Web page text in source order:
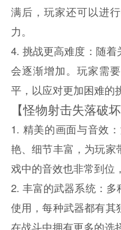
满后，玩家还可以进
力。
4. 挑战更高难度：随
会逐渐增加。玩家需
平，以应对更加困难的
【怪物射击失落破
1. 精美的画面与音效
艳、细节丰富，为玩家
戏中的音效也非常到位
2. 丰富的武器系统：
使用，每种武器都有其
在战斗中拥有更多的选